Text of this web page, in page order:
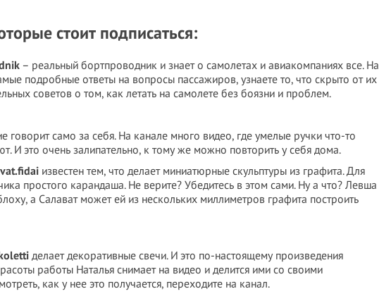
стоит подписаться:
– реальный бортпроводник и знает о самолетах и авиакомпаниях все. На
подробные ответы на вопросы пассажиров, узнаете то, что скрыто от их
советов о том, как летать на самолете без боязни и проблем.
говорит само за себя. На канале много видео, где умелые ручки что-то
И это очень залипательно, к тому же можно повторить у себя дома.
известен тем, что делает миниатюрные скульптуры из графита. Для
простого карандаша. Не верите? Убедитесь в этом сами. Ну а что? Левша
а Салават может ей из нескольких миллиметров графита построить
делает декоративные свечи. И это по-настоящему произведения
работы Наталья снимает на видео и делится ими со своими
как у нее это получается, переходите на канал.